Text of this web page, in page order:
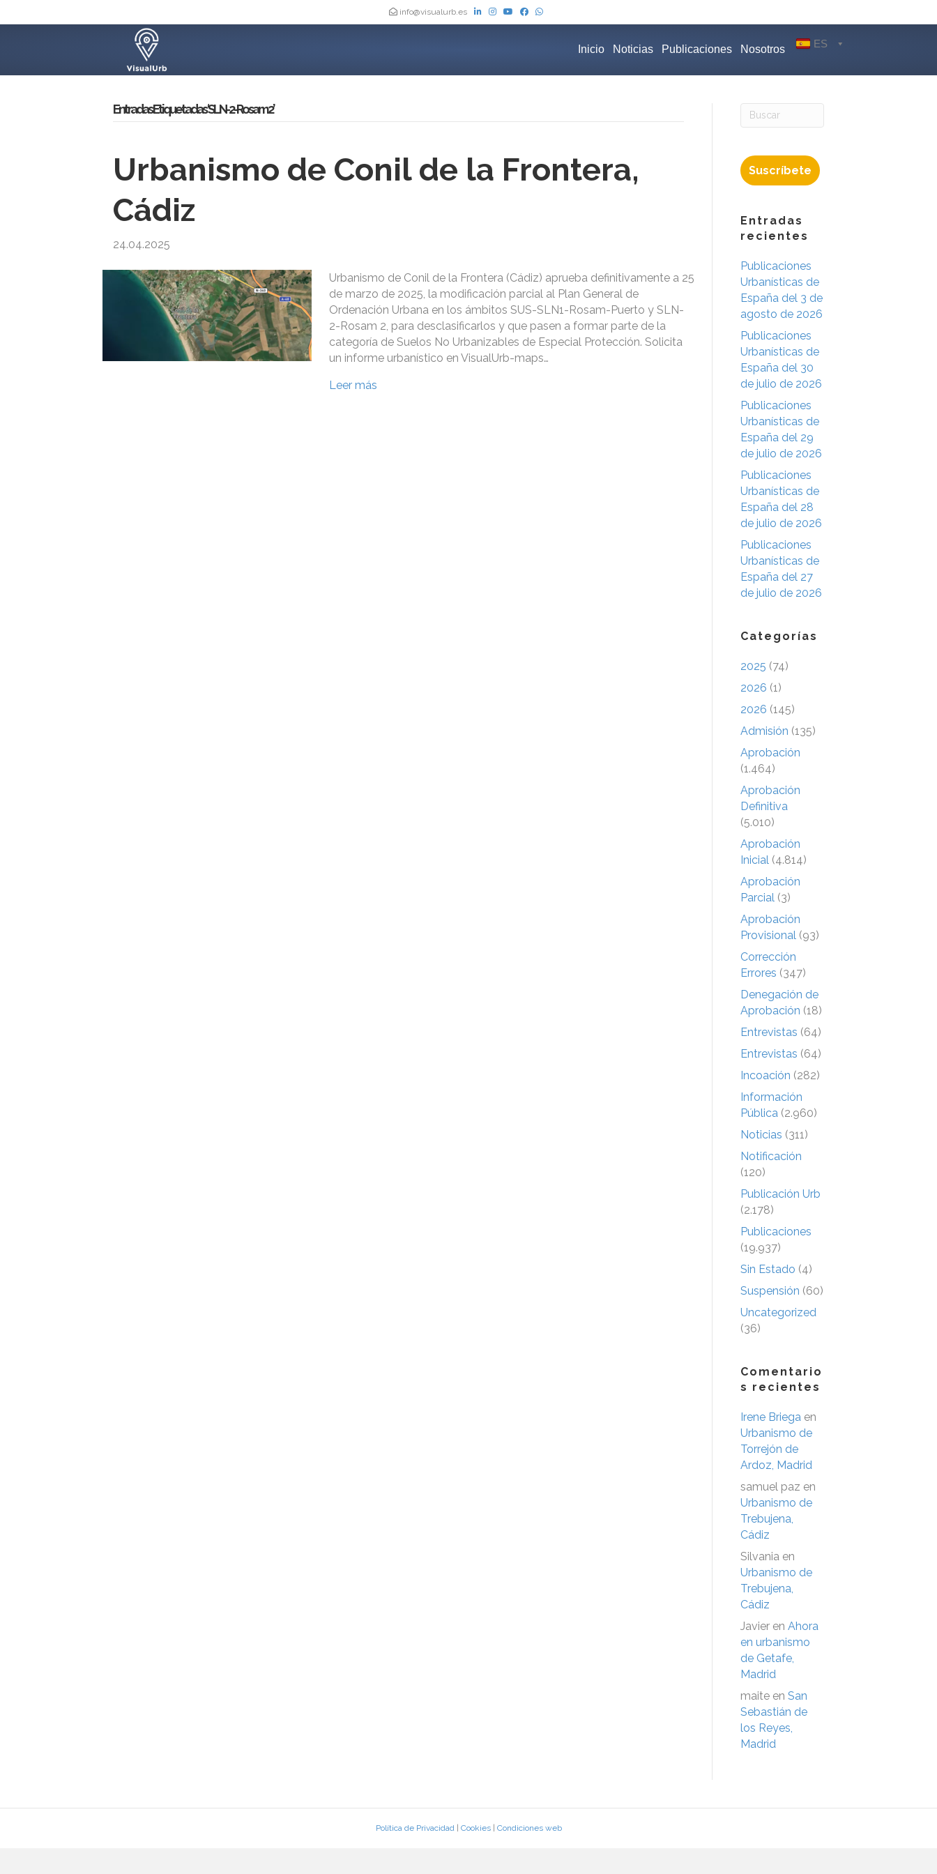
info@visualurb.es
Inicio Noticias Publicaciones Nosotros ES
Entradas Etiquetadas ‘SLN-2-Rosam 2’
Urbanismo de Conil de la Frontera,
Cádiz
24.04.2025
Urbanismo de Conil de la Frontera (Cádiz) aprueba definitivamente a 25
de marzo de 2025, la modificación parcial al Plan General de
Ordenación Urbana en los ámbitos SUS-SLN1-Rosam-Puerto y SLN-
2-Rosam 2, para desclasificarlos y que pasen a formar parte de la
categoría de Suelos No Urbanizables de Especial Protección. Solicita
un informe urbanístico en VisualUrb-maps…
Leer más
Suscríbete
Entradas
recientes
Publicaciones
Urbanísticas de
España del 3 de
agosto de 2026
Publicaciones
Urbanísticas de
España del 30
de julio de 2026
Publicaciones
Urbanísticas de
España del 29
de julio de 2026
Publicaciones
Urbanísticas de
España del 28
de julio de 2026
Publicaciones
Urbanísticas de
España del 27
de julio de 2026
Categorías
2025 (74)
2026 (1)
2026 (145)
Admisión (135)
Aprobación
(1.464)
Aprobación
Definitiva
(5.010)
Aprobación
Inicial (4.814)
Aprobación
Parcial (3)
Aprobación
Provisional (93)
Corrección
Errores (347)
Denegación de
Aprobación (18)
Entrevistas (64)
Entrevistas (64)
Incoación (282)
Información
Pública (2.960)
Noticias (311)
Notificación
(120)
Publicación Urb
(2.178)
Publicaciones
(19.937)
Sin Estado (4)
Suspensión (60)
Uncategorized
(36)
Comentario
s recientes
Irene Briega en
Urbanismo de
Torrejón de
Ardoz, Madrid
samuel paz en
Urbanismo de
Trebujena,
Cádiz
Silvania en
Urbanismo de
Trebujena,
Cádiz
Javier en Ahora
en urbanismo
de Getafe,
Madrid
maite en San
Sebastián de
los Reyes,
Madrid
Política de Privacidad| Cookies| Condiciones web